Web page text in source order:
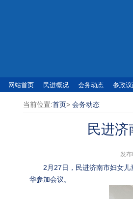
网站首页 民进概况 会务动态 参政议
当前位置:首页>会务动态
民进
发
2月27日，民进济南市妇女
华参加会议。